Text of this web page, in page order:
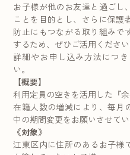
お子様が他のお友達と過ごし
ことを目的とし、さらに保護
防止にもつながる取り組みで
するため、ぜひご活用くださ
詳細やお申し込み方法につ
い。
【概要】
利用定員の空きを活用した『
在籍人数の増減により、毎月
中の期間変更をお願いさせて
《対象》
江東区内に住所のあるお子様